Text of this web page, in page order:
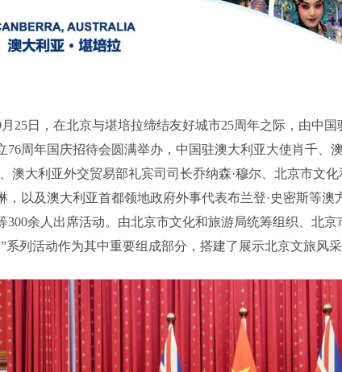
25日，在北京与堪培拉缔结友好城市25周年之际，由中
76周年国庆招待会圆满举办，中国驻澳大利亚大使肖千、
澳大利亚外交贸易部礼宾司司长乔纳森·穆尔、北京市文
，以及澳大利亚首都领地政府外事代表布兰登·史密斯等澳
300余人出席活动。由北京市文化和旅游局统筹组织、北
系列活动作为其中重要组成部分，搭建了展示北京文旅风采